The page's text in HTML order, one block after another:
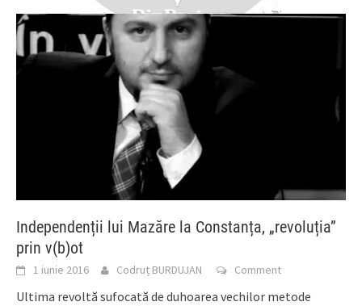
Independenții lui Mazăre la Constanța, „revoluția”
prin v(b)ot
1 iunie 2016 Codruț BURDUJAN Comment
Ultima revoltă sufocată de duhoarea vechilor metode